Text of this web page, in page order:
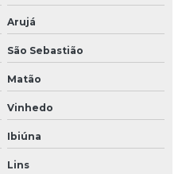
Arujá
São Sebastião
Matão
Vinhedo
Ibiúna
Lins